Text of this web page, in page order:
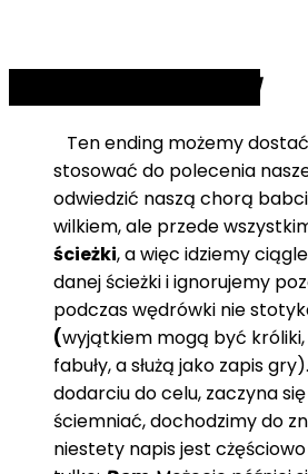
Ten ending możemy
stosować do polecenia
odwiedzić naszą chorą
wilkiem, ale przede
ścieżki, a więc idziemy
danej ścieżki i ignorujemy
podczas wędrówki nie
(wyjątkiem mogą być
fabuły, a służą jako zapis
dodarciu do celu, zaczyna
ściemniać, dochodzimy do
niestety napis jest